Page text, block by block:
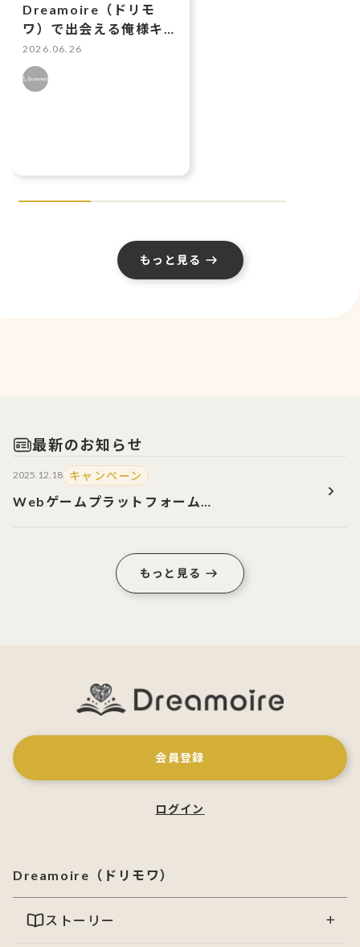
Dreamoire（ドリモ
ワ）で出会える俺様キャ
ラ3選 強引な愛とギャ
ップに溺れる
2026.06.26
もっと見る
最新のお知らせ
2025.12.18 キャンペーン
Webゲームプラットフォーム
もっと見る
会員登録
ログイン
Dreamoire（ドリモワ）
ストーリー